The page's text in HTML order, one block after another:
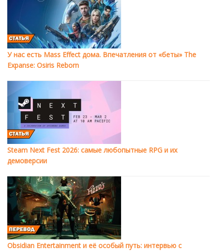
У нас есть Mass Effect дома. Впечатления от «беты» The
Expanse: Osiris Reborn
Steam Next Fest 2026: самые любопытные RPG и их
демоверсии
Obsidian Entertainment и её особый путь: интервью с